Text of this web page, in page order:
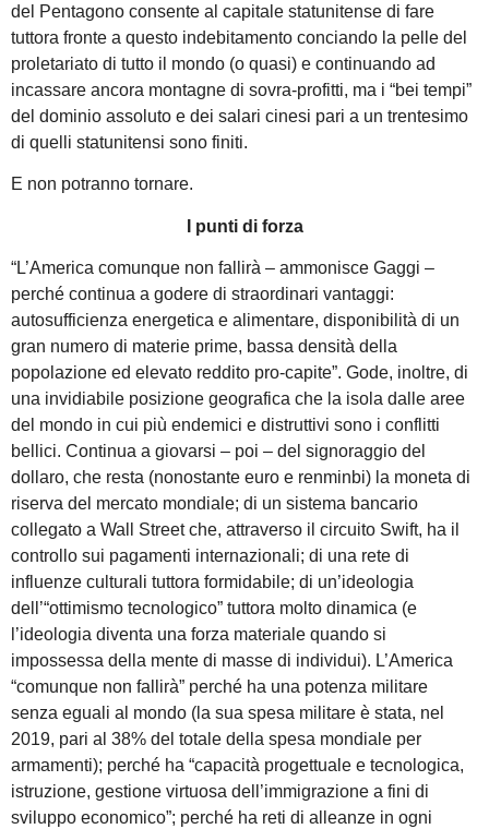
del Pentagono consente al capitale statunitense di fare
tuttora fronte a questo indebitamento conciando la pelle del
proletariato di tutto il mondo (o quasi) e continuando ad
incassare ancora montagne di sovra-profitti, ma i “bei tempi”
del dominio assoluto e dei salari cinesi pari a un trentesimo
di quelli statunitensi sono finiti.
E non potranno tornare.
I punti di forza
“L’America comunque non fallirà – ammonisce Gaggi –
perché continua a godere di straordinari vantaggi:
autosufficienza energetica e alimentare, disponibilità di un
gran numero di materie prime, bassa densità della
popolazione ed elevato reddito pro-capite”. Gode, inoltre, di
una invidiabile posizione geografica che la isola dalle aree
del mondo in cui più endemici e distruttivi sono i conflitti
bellici. Continua a giovarsi – poi – del signoraggio del
dollaro, che resta (nonostante euro e renminbi) la moneta di
riserva del mercato mondiale; di un sistema bancario
collegato a Wall Street che, attraverso il circuito Swift, ha il
controllo sui pagamenti internazionali; di una rete di
influenze culturali tuttora formidabile; di un’ideologia
dell’“ottimismo tecnologico” tuttora molto dinamica (e
l’ideologia diventa una forza materiale quando si
impossessa della mente di masse di individui). L’America
“comunque non fallirà” perché ha una potenza militare
senza eguali al mondo (la sua spesa militare è stata, nel
2019, pari al 38% del totale della spesa mondiale per
armamenti); perché ha “capacità progettuale e tecnologica,
istruzione, gestione virtuosa dell’immigrazione a fini di
sviluppo economico”; perché ha reti di alleanze in ogni